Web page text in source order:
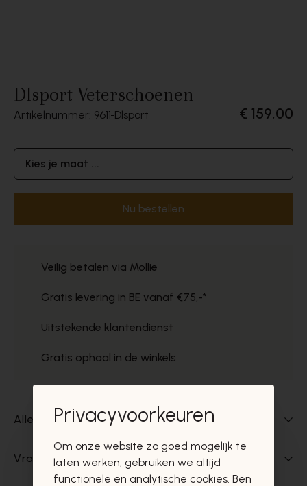
Dlsport Veterschoenen
Artikelnummer: 9611 Dlsport € 159,00
Kies je maat ...
Nu bestellen
Veilig betalen via Mollie
Gratis levering in BE vanaf €75,-*
Uitstekende klantendienst
Gratis ophaal in de winkels
Alles over dit product
Vragen over dit product?
Privacyvoorkeuren
Om onze website zo goed mogelijk te
laten werken, gebruiken we altijd
functionele en analytische cookies. Ben